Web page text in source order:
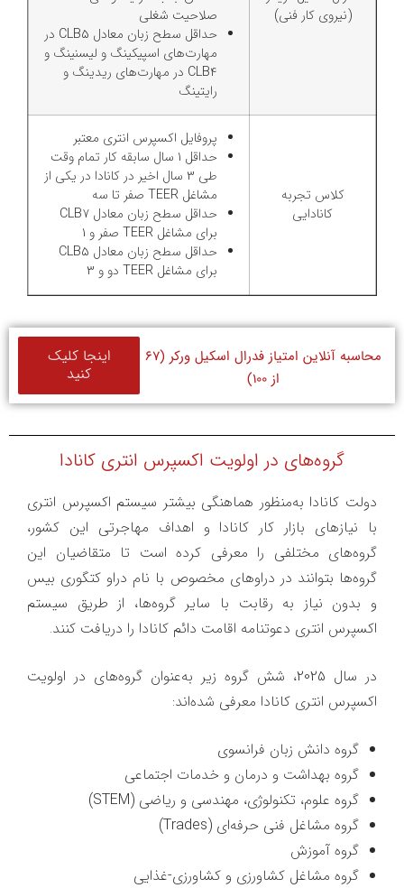
(نیروی کار فنی)
صلاحیت شغلی
حداقل سطح زبان معادل CLB5 در
مهارت‌های اسپیکینگ و لیسنینگ و
CLB4 در مهارت‌های ریدینگ و
رایتینگ
کلاس تجربه
کانادایی
پروفایل اکسپرس انتری معتبر
حداقل 1 سال سابقه کار تمام وقت
طی 3 سال اخیر در کانادا در یکی از
مشاغل TEER صفر تا سه
حداقل سطح زبان معادل CLB7
برای مشاغل TEER صفر و 1
حداقل سطح زبان معادل CLB5
برای مشاغل TEER دو و 3
محاسبه آنلاین امتیاز فدرال اسکیل ورکر (67
از 100)
اینجا کلیک
کنید
گروه‌های در اولویت اکسپرس انتری کانادا
دولت کانادا به‌منظور هماهنگی بیشتر سیستم اکسپرس انتری
با نیازهای بازار کار کانادا و اهداف مهاجرتی این کشور،
گروه‌های مختلفی را معرفی کرده است تا متقاضیان این
گروه‌ها بتوانند در دراوهای مخصوص با نام دراو کتگوری بیس
و بدون نیاز به رقابت با سایر گروه‌ها، از طریق سیستم
اکسپرس انتری دعوتنامه اقامت دائم کانادا را دریافت کنند.
در سال 2025، شش گروه زیر به‌عنوان گروه‌های در اولویت
اکسپرس انتری کانادا معرفی شده‌اند:
گروه دانش زبان فرانسوی
گروه بهداشت و درمان و خدمات اجتماعی
گروه علوم، تکنولوژی، مهندسی و ریاضی (STEM)
گروه مشاغل فنی حرفه‌ای (Trades)
گروه آموزش
گروه مشاغل کشاورزی و کشاورزی-غذایی